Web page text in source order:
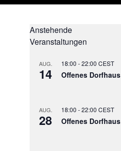
Anstehende
Veranstaltungen
AUG.
14
18:00 -22:00 CEST
Offenes Dorfhaus
AUG.
28
18:00 -22:00 CEST
Offenes Dorfhaus